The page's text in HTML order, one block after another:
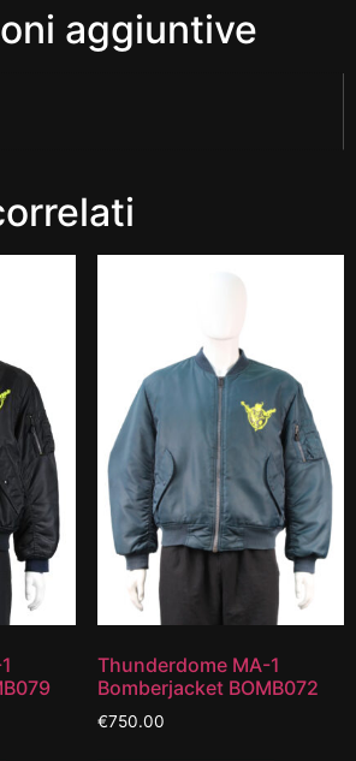
aggiuntive
Thunderdome MA-1
Bomberjacket BOMB072
€750.00